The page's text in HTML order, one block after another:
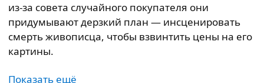
из‑за совета случайного покупателя они
придумывают дерзкий план — инсценировать
смерть живописца, чтобы взвинтить цены на его
картины.
Показать ещё